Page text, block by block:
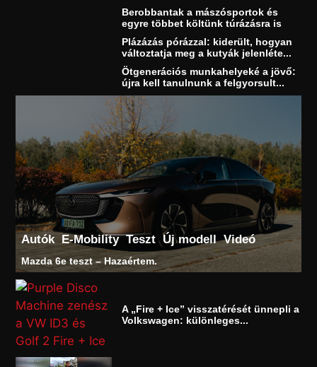
Berobbantak a mászósportok és
egyre többet költünk túrázásra is
Plázázás pórázzal: kiderült, hogyan
változtatja meg a kutyák jelenléte...
Ötgenerációs munkahelyeké a jövő:
újra kell tanulnunk a felgyorsult...
Autók E-Mobility Teszt Új modell Videó
Mazda 6e teszt – Hazaértem.
A „Fire + Ice” visszatérését ünnepli a
Volkswagen: különleges...